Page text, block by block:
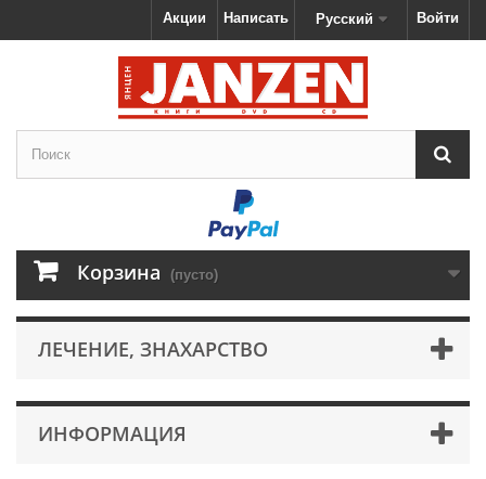
Войти
Русский
Написать
Акции
Корзина (пусто)
ЛЕЧЕНИЕ, ЗНАХАРСТВО
ИНФОРМАЦИЯ